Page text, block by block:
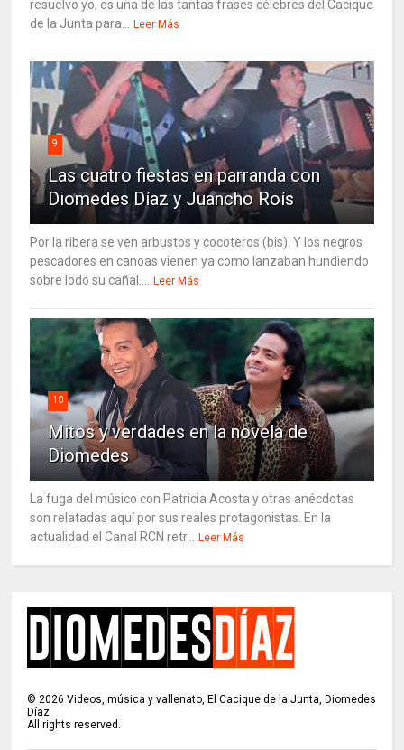
resuelvo yo, es una de las tantas frases célebres del Cacique
de la Junta para...
Leer Más
9
Las cuatro fiestas en parranda con
Diomedes Díaz y Juancho Roís
Por la ribera se ven arbustos y cocoteros (bis). Y los negros
pescadores en canoas vienen ya como lanzaban hundiendo
sobre lodo su cañal....
Leer Más
10
Mitos y verdades en la novela de
Diomedes
La fuga del músico con Patricia Acosta y otras anécdotas
son relatadas aquí por sus reales protagonistas. En la
actualidad el Canal RCN retr...
Leer Más
© 2026 Videos, música y vallenato, El Cacique de la Junta, Diomedes
Díaz
All rights reserved.